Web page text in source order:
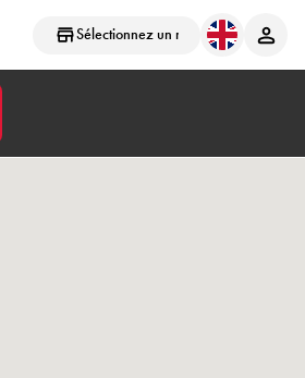
Sélectionnez un magasin